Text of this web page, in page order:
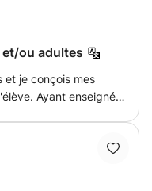
à la
mieux un cours
ou adultes
et je conçois mes
Ayant enseigné à
j'assiste les étudiants
vocabulaire -
fonctionnelle -